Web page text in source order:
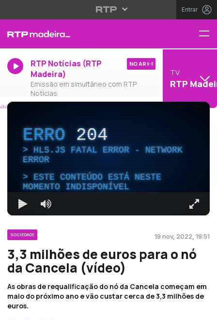
Entrar
RTP Notícias (RTP
Madeira)
Emissão em simultâneo com RTP
Notícias
NO AR
TV
RTP
ERRO204
HLS.JS FATAL ERROR - NETWORK
ERROR
ESTE CONTEÚDO ESTÁ NESTE
MOMENTO INDISPONÍVEL
SOCIEDADE 19 nov, 2022, 19:51
3,3 milhões de euros para o nó
da Cancela (vídeo)
As obras de requalificação do nó da Cancela começam em
maio do próximo ano e vão custar cerca de 3,3 milhões de
euros.